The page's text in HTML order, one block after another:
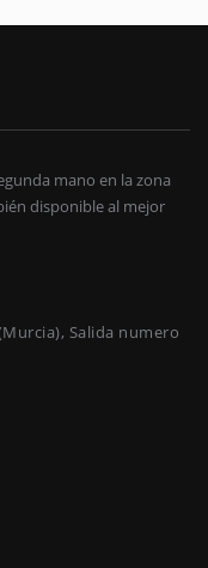
mano en la zona
disponible al mejor
Salida numero